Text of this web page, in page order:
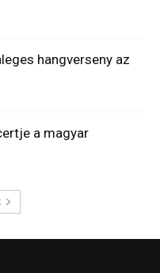
hangverseny az
a magyar